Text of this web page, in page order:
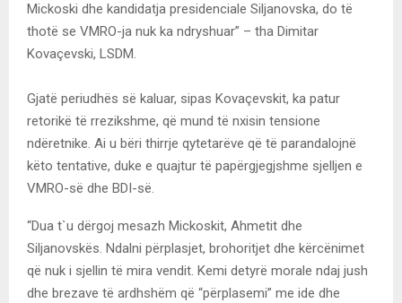
Mickoski dhe kandidatja presidenciale Siljanovska, do të
thotë se VMRO-ja nuk ka ndryshuar” – tha Dimitar
Kovaçevski, LSDM.
Gjatë periudhës së kaluar, sipas Kovaçevskit, ka patur
retorikë të rrezikshme, që mund të nxisin tensione
ndëretnike. Ai u bëri thirrje qytetarëve që të parandalojnë
këto tentative, duke e quajtur të papërgjegjshme sjelljen e
VMRO-së dhe BDI-së.
“Dua t`u dërgoj mesazh Mickoskit, Ahmetit dhe
Siljanovskës. Ndalni përplasjet, brohoritjet dhe kërcënimet
që nuk i sjellin të mira vendit. Kemi detyrë morale ndaj jush
dhe brezave të ardhshëm që “përplasemi” me ide dhe